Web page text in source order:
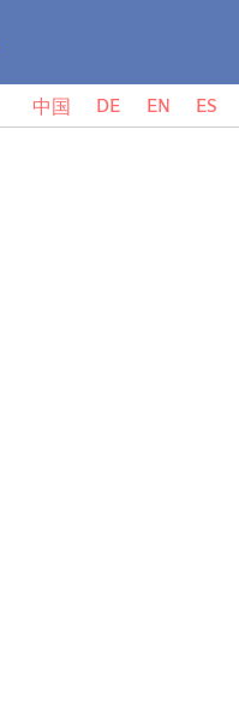
中国 DE EN ES